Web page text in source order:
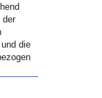
der
die